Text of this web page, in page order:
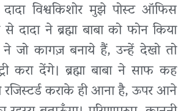
विश्वकिशोर मुझे पोस्ट ऑफिस
ने ब्रह्मा बाबा को फोन किया
जो कागज़ बनाये हैं, उन्हें देखो तो
करा देंगे। ब्रह्मा बाबा ने साफ कह
कराके ही आना है, ऊपर आने